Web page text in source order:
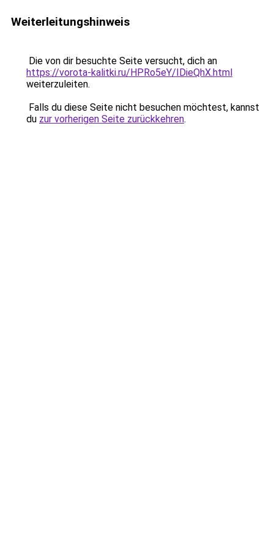
Weiterleitungshinweis
Die von dir besuchte Seite versucht, dich an
https://vorota-kalitki.ru/HPRo5eY/IDieQhX.html
weiterzuleiten.
Falls du diese Seite nicht besuchen möchtest, kannst
du zur vorherigen Seite zurückkehren.